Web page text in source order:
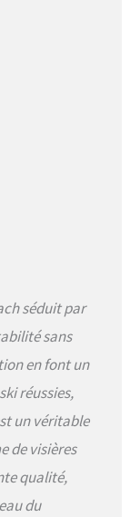
fabriqué selon
en vigueur
425 -
& de plein
& confort de
séduit par
sans
en font un
réussies,
un véritable
de visières
qualité,
du